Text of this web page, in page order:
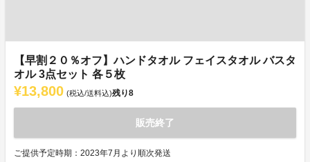
【早割２０％オフ】ハンドタオル フェイスタオル バスタ
オル 3点セット 各５枚
¥13,800 (税込/送料込)残り8
販売終了
ご提供予定時期：2023年7月より順次発送